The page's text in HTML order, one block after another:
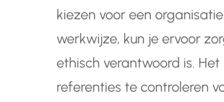
kiezen voor een
werkwijze, kun je ervoor
ethisch verantwoord is.
referenties te controleren